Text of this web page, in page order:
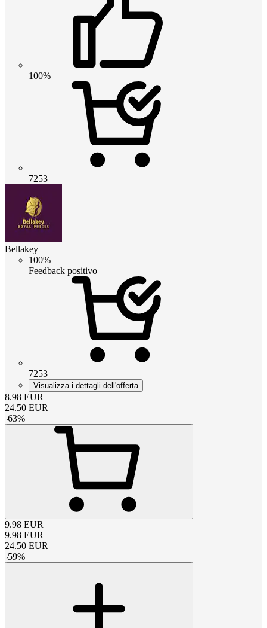
100%
7253
Bellakey
100%
Feedback positivo
7253
Visualizza i dettagli dell'offerta
8.98 EUR
24.50 EUR
-63%
9.98 EUR
9.98 EUR
24.50 EUR
-59%